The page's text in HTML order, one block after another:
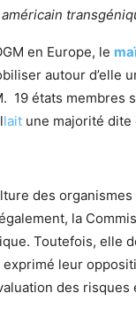
américain
en Europe, le
autour d’elle
19 états membres
lait une majorité dite
des
la
Toutefois, elle
leur
des risques